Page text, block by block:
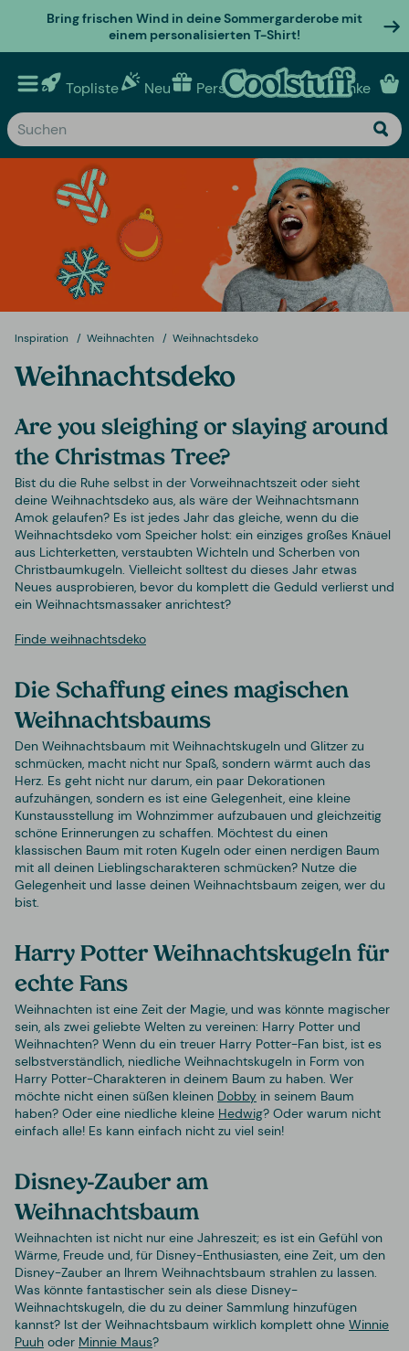
Bring frischen Wind in deine Sommergarderobe mit
einem personalisierten T-Shirt!
Topliste Neu Personalisierte geschenke
Inspiration Weihnachten Weihnachtsdeko
Weihnachtsdeko
Are you sleighing or slaying around
the Christmas Tree?
Bist du die Ruhe selbst in der Vorweihnachtszeit oder sieht
deine Weihnachtsdeko aus, als wäre der Weihnachtsmann
Amok gelaufen? Es ist jedes Jahr das gleiche, wenn du die
Weihnachtsdeko vom Speicher holst: ein einziges großes Knäuel
aus Lichterketten, verstaubten Wichteln und Scherben von
Christbaumkugeln. Vielleicht solltest du dieses Jahr etwas
Neues ausprobieren, bevor du komplett die Geduld verlierst und
ein Weihnachtsmassaker anrichtest?
Finde weihnachtsdeko
Die Schaffung eines magischen
Weihnachtsbaums
Den Weihnachtsbaum mit Weihnachtskugeln und Glitzer zu
schmücken, macht nicht nur Spaß, sondern wärmt auch das
Herz. Es geht nicht nur darum, ein paar Dekorationen
aufzuhängen, sondern es ist eine Gelegenheit, eine kleine
Kunstausstellung im Wohnzimmer aufzubauen und gleichzeitig
schöne Erinnerungen zu schaffen. Möchtest du einen
klassischen Baum mit roten Kugeln oder einen nerdigen Baum
mit all deinen Lieblingscharakteren schmücken? Nutze die
Gelegenheit und lasse deinen Weihnachtsbaum zeigen, wer du
bist.
Harry Potter Weihnachtskugeln für
echte Fans
Weihnachten ist eine Zeit der Magie, und was könnte magischer
sein, als zwei geliebte Welten zu vereinen: Harry Potter und
Weihnachten? Wenn du ein treuer Harry Potter-Fan bist, ist es
selbstverständlich, niedliche Weihnachtskugeln in Form von
Harry Potter-Charakteren in deinem Baum zu haben. Wer
möchte nicht einen süßen kleinen Dobby in seinem Baum
haben? Oder eine niedliche kleine Hedwig? Oder warum nicht
einfach alle! Es kann einfach nicht zu viel sein!
Disney-Zauber am
Weihnachtsbaum
Weihnachten ist nicht nur eine Jahreszeit; es ist ein Gefühl von
Wärme, Freude und, für Disney-Enthusiasten, eine Zeit, um den
Disney-Zauber an Ihrem Weihnachtsbaum strahlen zu lassen.
Was könnte fantastischer sein als diese Disney-
Weihnachtskugeln, die du zu deiner Sammlung hinzufügen
kannst? Ist der Weihnachtsbaum wirklich komplett ohne Winnie
Puuh oder Minnie Maus?